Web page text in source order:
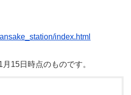
index.html
15日時点のものです。